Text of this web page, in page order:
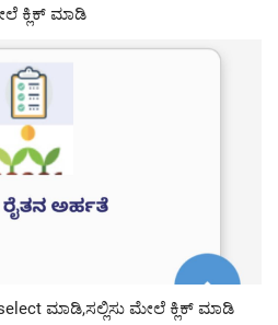
ಕ್ಲಿಕ್ ಮಾಡಿ
ಮಾಡಿ,ಸಲ್ಲಿಸು ಮೇಲೆ ಕ್ಲಿಕ್ ಮಾಡಿ